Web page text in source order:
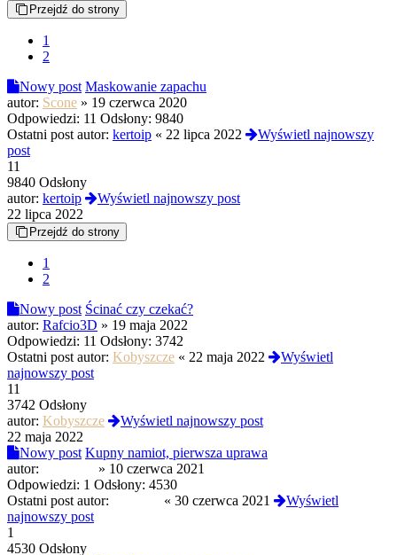
Przejdź do strony
1
2
Nowy post Maskowanie zapachu
autor: Scone » 19 czerwca 2020
Odpowiedzi: 11 Odsłony: 9840
Ostatni post autor: kertoip « 22 lipca 2022
Wyświetl najnowszy
post
11
9840 Odsłony
autor: kertoip
Wyświetl najnowszy post
22 lipca 2022
Przejdź do strony
1
2
Nowy post Ścinać czy czekać?
autor: Rafcio3D » 19 maja 2022
Odpowiedzi: 11 Odsłony: 3742
Ostatni post autor: Kobyszcze « 22 maja 2022
Wyświetl
najnowszy post
11
3742 Odsłony
autor: Kobyszcze
Wyświetl najnowszy post
22 maja 2022
Nowy post Kupny namiot, pierwsza uprawa
autor:
» 10 czerwca 2021
Odpowiedzi: 1 Odsłony: 4530
Ostatni post autor:
« 30 czerwca 2021
Wyświetl
najnowszy post
1
4530 Odsłony